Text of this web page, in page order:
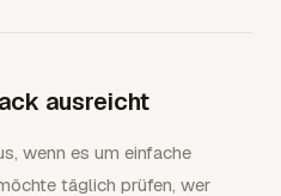
ausreicht
wenn es um einfache
täglich prüfen, wer